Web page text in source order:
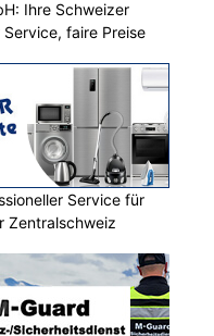
Ihre Schweizer
faire Preise
Service für
Zentralschweiz